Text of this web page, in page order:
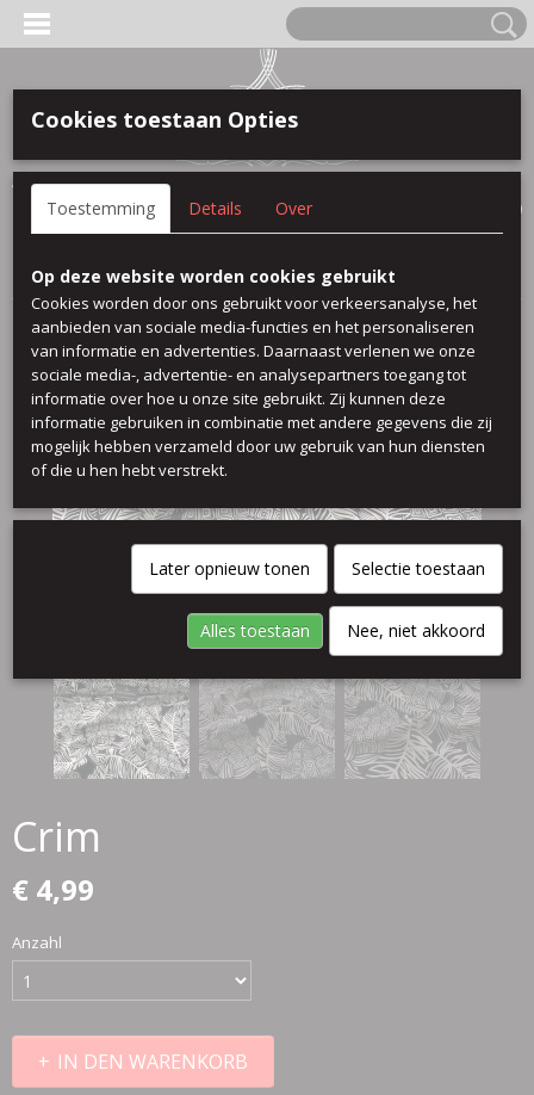
Anmelden Registrieren
(0)
Startseite>Viscose Printed> Crim
Crim
€ 4,99
Anzahl
IN DEN WARENKORB
Cookies toestaan Opties
Toestemming Details Over
Op deze website worden cookies gebruikt
Cookies worden door ons gebruikt voor verkeersanalyse, het
aanbieden van sociale media-functies en het personaliseren
van informatie en advertenties. Daarnaast verlenen we onze
sociale media-, advertentie- en analysepartners toegang tot
informatie over hoe u onze site gebruikt. Zij kunnen deze
informatie gebruiken in combinatie met andere gegevens die zij
mogelijk hebben verzameld door uw gebruik van hun diensten
of die u hen hebt verstrekt.
Later opnieuw tonen Selectie toestaan
Alles toestaan Nee, niet akkoord